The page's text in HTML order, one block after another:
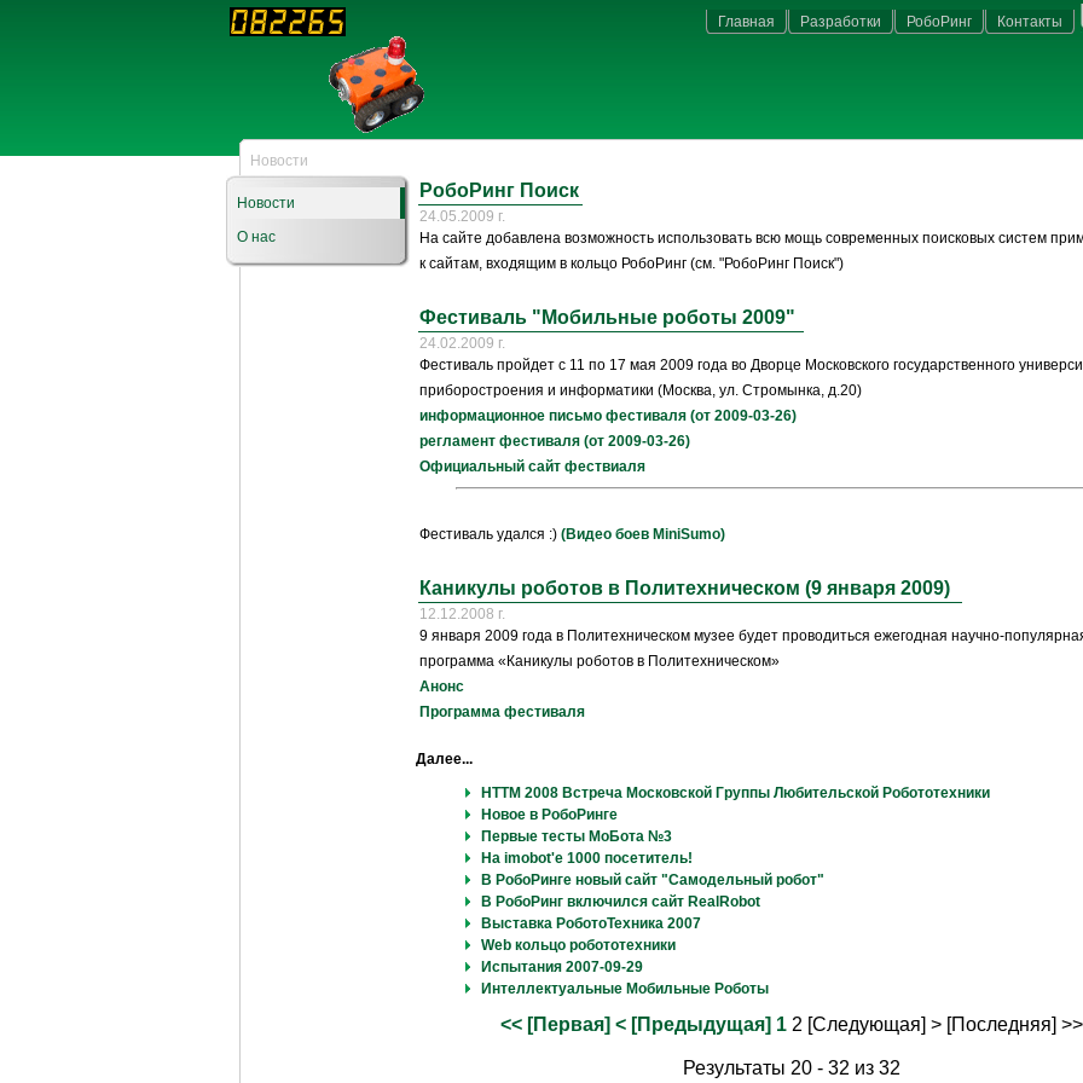
Главная Разработки РобоРинг Контакты
Новости
Новости
О нас
РобоРинг Поиск
24.05.2009 г.
На сайте добавлена возможность использовать всю мощь современных поисковых систем
к сайтам, входящим в кольцо РобоРинг (см. "РобоРинг Поиск")
Фестиваль "Мобильные роботы 2009"
24.02.2009 г.
Фестиваль пройдет с 11 по 17 мая 2009 года во Дворце Московского государственного
приборостроения и информатики (Москва, ул. Стромынка, д.20)
информационное письмо фестиваля (от 2009-03-26)
регламент фестиваля (от 2009-03-26)
Официальный сайт фествиаля
Фестиваль удался :) (Видео боев MiniSumo)
Каникулы роботов в Политехническом (9 января 2009)
12.12.2008 г.
9 января 2009 года в Политехническом музее будет проводиться ежегодная научно-
программа «Каникулы роботов в Политехническом»
Анонс
Программа фестиваля
Далее...
НТТМ 2008 Встреча Московской Группы Любительской Робототехники
Новое в РобоРинге
Первые тесты МоБота №3
На imobot'е 1000 посетитель!
В РобоРинге новый сайт "Самодельный робот"
В РобоРинг включился сайт RealRobot
Выставка РоботоТехника 2007
Web кольцо робототехники
Испытания 2007-09-29
Интеллектуальные Мобильные Роботы
<< [Первая] < [Предыдущая] 1 2 [Следующая] > [Последняя] >>
Результаты 20 - 32 из 32